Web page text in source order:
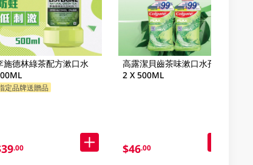
施德林綠茶配方漱口水
定品牌送贈品
.00
高露潔貝齒茶味漱口水孖裝
2 X 500ML
$46.00